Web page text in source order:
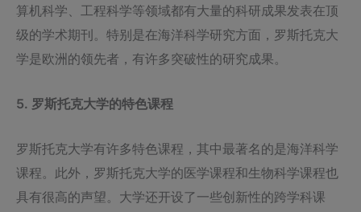
算机科学、工程科学等领域都有大量的科研成果发表在顶
级的学术期刊。特别是在海洋科学研究方面，罗斯托克大
学是欧洲的领先者，有许多突破性的研究成果。
5. 罗斯托克大学的特色课程
罗斯托克大学有许多特色课程，其中最著名的是海洋科学
课程。此外，罗斯托克大学的医学课程和生物科学课程也
具有很高的声望。大学还开设了一些创新性的跨学科课